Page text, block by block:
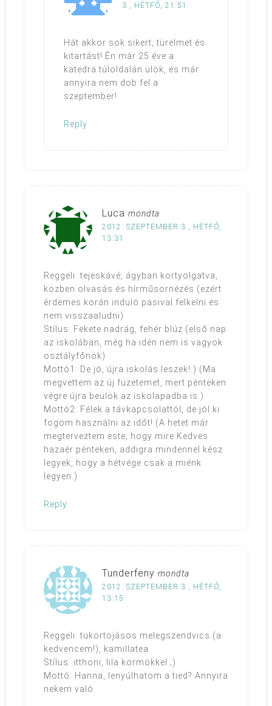
3., HÉTFŐ, 21:51
Hát akkor sok sikert, türelmet és
kitartást! Én már 25 éve a
katedra túloldalán ülök, és már
annyira nem dob fel a
szeptember!
Reply
Luca mondta
2012. SZEPTEMBER 3., HÉTFŐ,
13:31
Reggeli: tejeskávé, ágyban kortyolgatva,
közben olvasás és hírműsornézés (ezért
érdemes korán induló pasival felkelni és
nem visszaaludni)
Stílus: Fekete nadrág, fehér blúz (első nap
az iskolában, még ha idén nem is vagyok
osztályfőnök)
Mottó1: De jó, újra iskolás leszek!:) (Ma
megvettem az új füzetemet, mert pénteken
végre újra beülök az iskolapadba is.)
Mottó2: Félek a távkapcsolattól, de jól ki
fogom használni az időt! (A hetet már
megterveztem este, hogy mire Kedves
hazaér pénteken, addigra mindennel kész
legyek, hogy a hétvége csak a miénk
legyen.)
Reply
Tunderfeny mondta
2012. SZEPTEMBER 3., HÉTFŐ,
13:15
Reggeli: tükörtojásos melegszendvics (a
kedvencem!), kamillatea
Stílus: itthoni, lila körmökkel ;)
Mottó: Hanna, lenyúlhatom a tied? Annyira
nekem való.